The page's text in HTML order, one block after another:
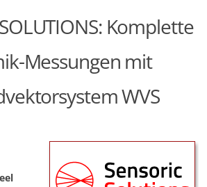
Komplette
Messungen mit
WVS